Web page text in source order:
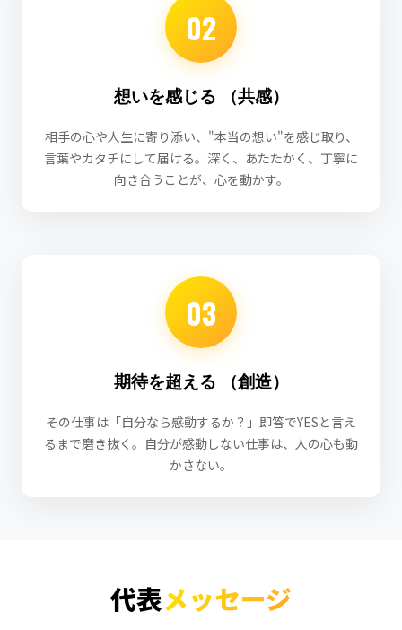
02
想いを感じる （共感）
相手の心や人生に寄り添い、"本当の想い"を感じ取り、
言葉やカタチにして届ける。深く、あたたかく、丁寧に
向き合うことが、心を動かす。
03
期待を超える （創造）
その仕事は「自分なら感動するか？」即答でYESと言え
るまで磨き抜く。自分が感動しない仕事は、人の心も動
かさない。
代表メッセージ